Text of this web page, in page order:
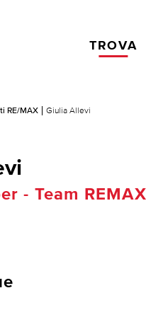
TROVA
RE/MAX Giulia Allevi
- Team